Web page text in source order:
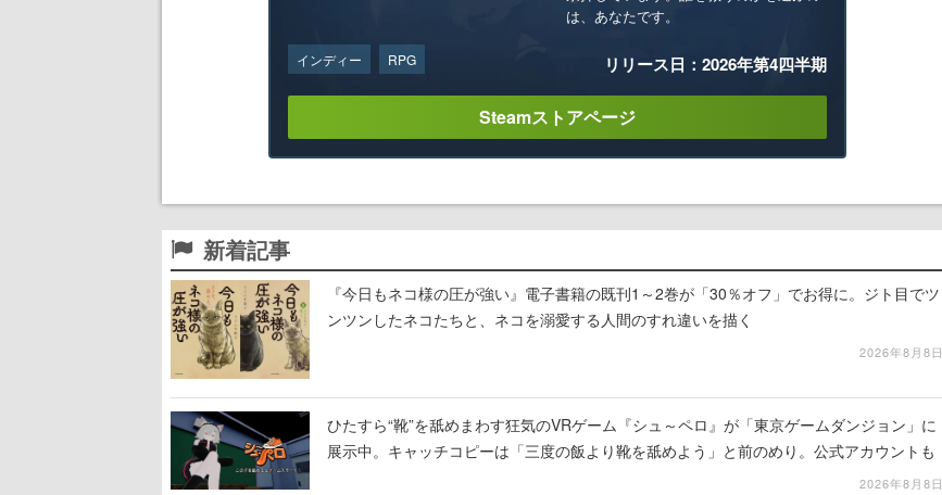
は、あなたです。
インディー RPG リリース日：2026年第4四半期
Steamストアページ
新着記事
『今日もネコ様の圧が強い』電子書籍の既刊1～2巻が「30％オフ」でお得に。ジト目でツ
ンツンしたネコたちと、ネコを溺愛する人間のすれ違いを描く
2026年8月8日
ひたすら“靴”を舐めまわす狂気のVRゲーム『シュ～ペロ』が「東京ゲームダンジョン」に
展示中。キャッチコピーは「三度の飯より靴を舐めよう」と前のめり。公式アカウントも
2026年8月8日